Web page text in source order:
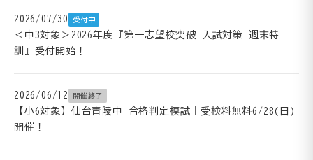
2026/07/30 受付中
＜中3対象＞2026年度『第一志望校突破 入試対策 週末特
訓』受付開始！
2026/06/12 開催終了
【小6対象】仙台青陵中 合格判定模試｜受検料無料6/28(日)
開催！